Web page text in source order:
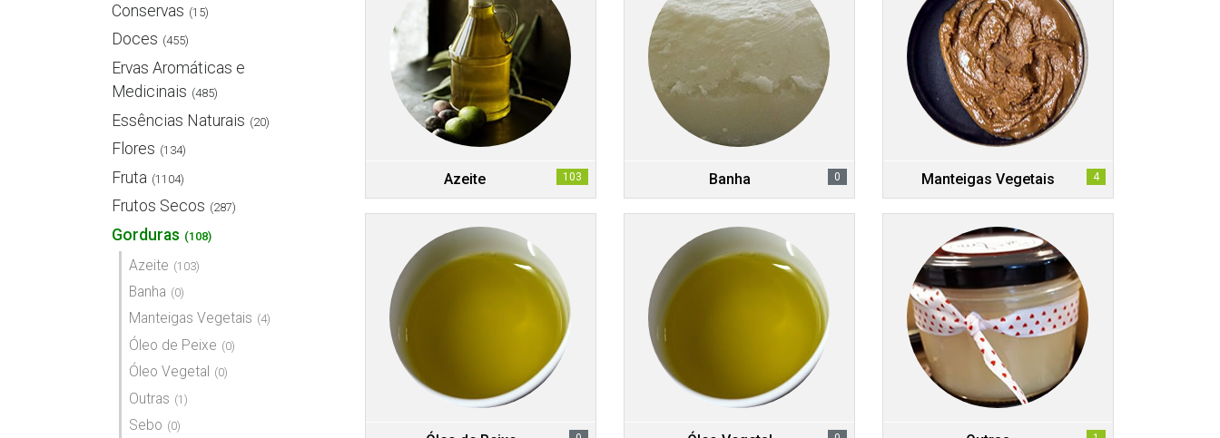
Conservas (15)
Doces (455)
Ervas Aromáticas e
Medicinais (485)
Essências Naturais (20)
Flores (134)
Fruta (1104)
Frutos Secos (287)
Gorduras (108)
Azeite (103)
Banha (0)
Manteigas Vegetais (4)
Óleo de Peixe (0)
Óleo Vegetal (0)
Outras (1)
Sebo (0)
Azeite 103 Banha 0 Manteigas Vegetais 4